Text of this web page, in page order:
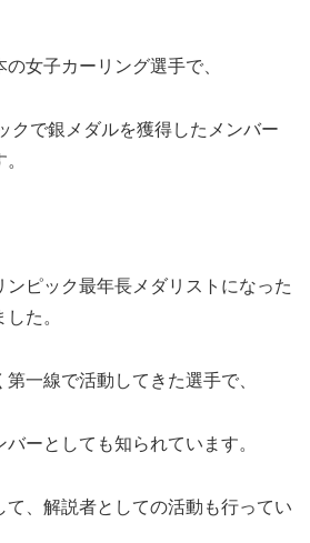
女子カーリング選手で、
クで銀メダルを獲得したメンバー
ンピック最年長メダリストになった
た。
一線で活動してきた選手で、
ーとしても知られています。
て、解説者としての活動も行ってい